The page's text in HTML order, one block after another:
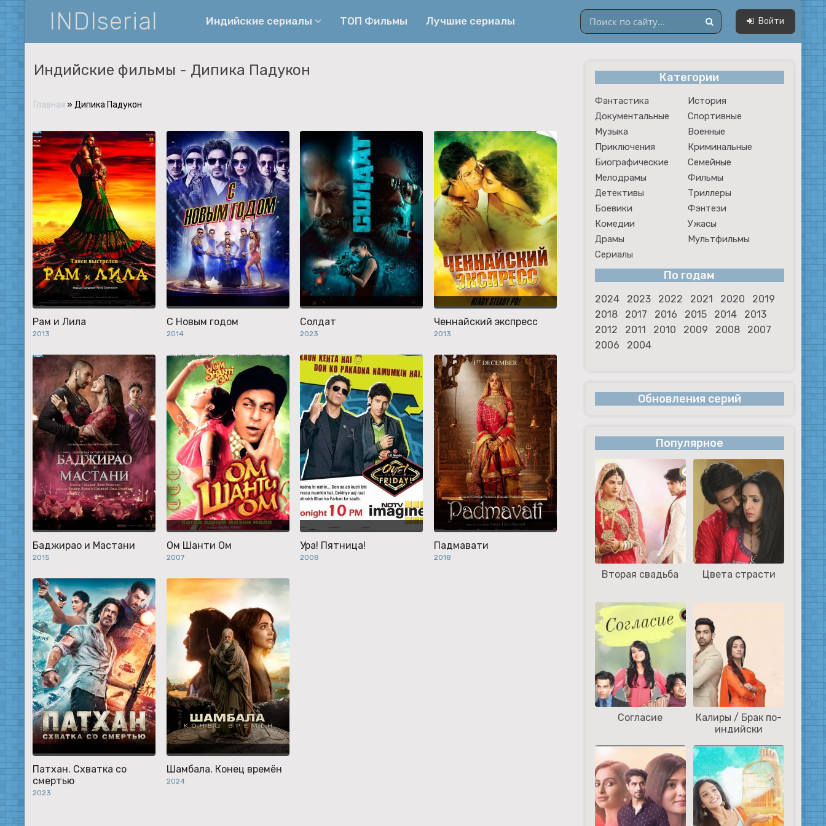
INDIserial Индийские сериалы
Фантастика
Спортивные
Музыка
Военные
Семейные
Мелодрамы
Фильмы
Фэнтези
Комедии
Ужасы
Мультфильмы
Сериалы
ТОП Фильмы Лучшие сериалы Войти
Индийские фильмы - Дипика Падукон
Главная » Дипика Падукон
Рам и Лила
2013
С Новым годом
2014
Солдат
2023
Ченнайский экспресс
2013
Баджирао и Мастани
2015
Ом Шанти Ом
2007
Ура! Пятница!
2008
Падмавати
2018
Патхан. Схватка со
смертью
2023
Шамбала. Конец времён
2024
Категории
Фантастика
История
Документальные
Спортивные
Музыка
Военные
Приключения
Криминальные
Биографические
Семейные
Мелодрамы
Фильмы
Детективы
Триллеры
Боевики
Фэнтези
Комедии
Ужасы
Драмы
Мультфильмы
Сериалы
По годам
2024 2023 2022 2021 2020
2019
2018
2017 2016 2015 2014
2013
2012
2011 2010 2009 2008
2007
2006
2004
Обновления серий
Популярное
Вторая свадьба Цвета страсти
Согласие
Калиры / Брак по-
индийски